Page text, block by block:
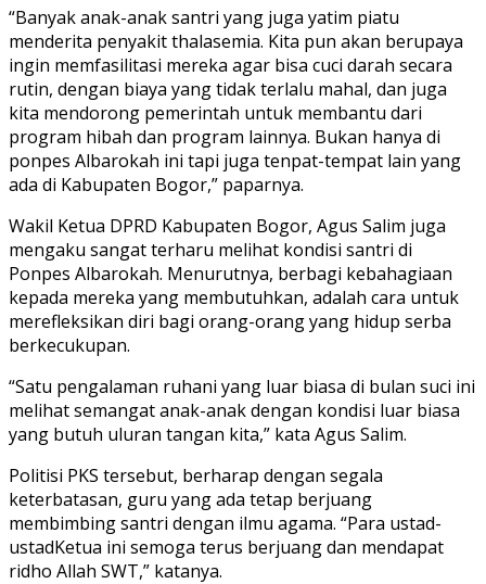
“Banyak anak-anak santri yang juga yatim piatu
menderita penyakit thalasemia. Kita pun akan berupaya
ingin memfasilitasi mereka agar bisa cuci darah secara
rutin, dengan biaya yang tidak terlalu mahal, dan juga
kita mendorong pemerintah untuk membantu dari
program hibah dan program lainnya. Bukan hanya di
ponpes Albarokah ini tapi juga tenpat-tempat lain yang
ada di Kabupaten Bogor,” paparnya.
Wakil Ketua DPRD Kabupaten Bogor, Agus Salim juga
mengaku sangat terharu melihat kondisi santri di
Ponpes Albarokah. Menurutnya, berbagi kebahagiaan
kepada mereka yang membutuhkan, adalah cara untuk
merefleksikan diri bagi orang-orang yang hidup serba
berkecukupan.
“Satu pengalaman ruhani yang luar biasa di bulan suci ini
melihat semangat anak-anak dengan kondisi luar biasa
yang butuh uluran tangan kita,” kata Agus Salim.
Politisi PKS tersebut, berharap dengan segala
keterbatasan, guru yang ada tetap berjuang
membimbing santri dengan ilmu agama. “Para ustad-
ustadKetua ini semoga terus berjuang dan mendapat
ridho Allah SWT,” katanya.